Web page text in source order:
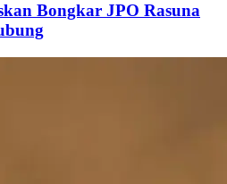
Bongkar JPO Rasuna